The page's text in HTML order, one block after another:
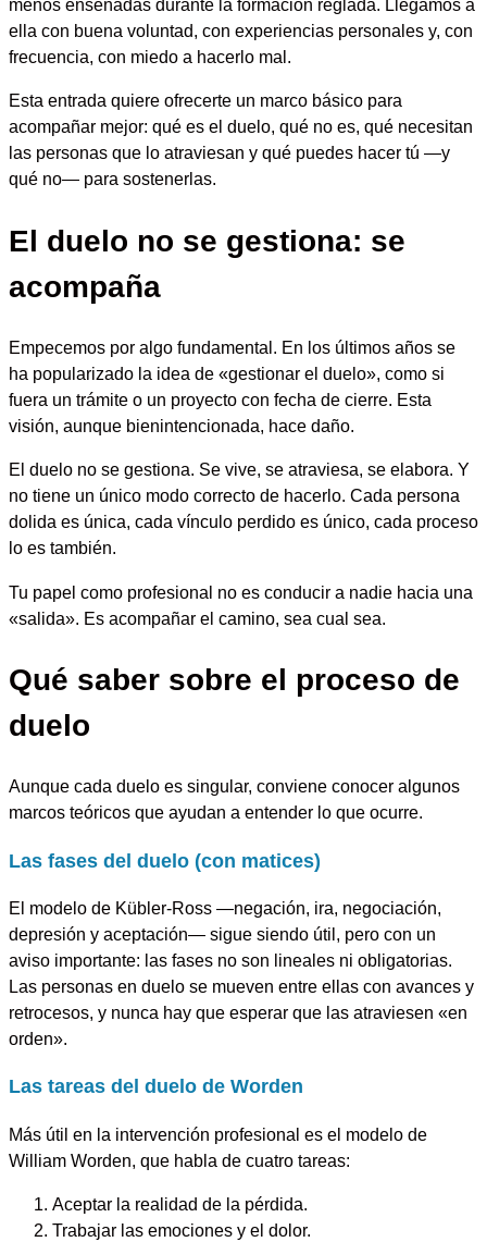
menos enseñadas durante la formación reglada. Llegamos a
ella con buena voluntad, con experiencias personales y, con
frecuencia, con miedo a hacerlo mal.
Esta entrada quiere ofrecerte un marco básico para
acompañar mejor: qué es el duelo, qué no es, qué necesitan
las personas que lo atraviesan y qué puedes hacer tú —y
qué no— para sostenerlas.
El duelo no se gestiona: se
acompaña
Empecemos por algo fundamental. En los últimos años se
ha popularizado la idea de «gestionar el duelo», como si
fuera un trámite o un proyecto con fecha de cierre. Esta
visión, aunque bienintencionada, hace daño.
El duelo no se gestiona. Se vive, se atraviesa, se elabora. Y
no tiene un único modo correcto de hacerlo. Cada persona
dolida es única, cada vínculo perdido es único, cada proceso
lo es también.
Tu papel como profesional no es conducir a nadie hacia una
«salida». Es acompañar el camino, sea cual sea.
Qué saber sobre el proceso de
duelo
Aunque cada duelo es singular, conviene conocer algunos
marcos teóricos que ayudan a entender lo que ocurre.
Las fases del duelo (con matices)
El modelo de Kübler-Ross —negación, ira, negociación,
depresión y aceptación— sigue siendo útil, pero con un
aviso importante: las fases no son lineales ni obligatorias.
Las personas en duelo se mueven entre ellas con avances y
retrocesos, y nunca hay que esperar que las atraviesen «en
orden».
Las tareas del duelo de Worden
Más útil en la intervención profesional es el modelo de
William Worden, que habla de cuatro tareas:
Aceptar la realidad de la pérdida.
Trabajar las emociones y el dolor.